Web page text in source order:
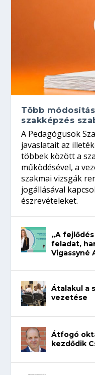
Több
szakképzés
A Pedagógusok
javaslatait az
többek között a
működésével, a
szakmai vizsgák
jogállásával
észrevételeket.
„A
feladat,
Vigassyné
Átalakul a
vezetése
Átfogó
kezdődik